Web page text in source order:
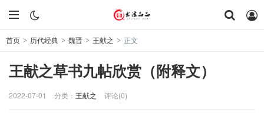
首页 > 历代经典 > 魏晋 > 王献之 > 正文
王献之草书九帖欣赏（附释文）
2022-07-01 分类： 王献之 评论(0)